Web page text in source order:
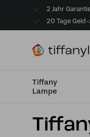
2 Jahr
20 Tage
Tiffany
Lampe
Startseite